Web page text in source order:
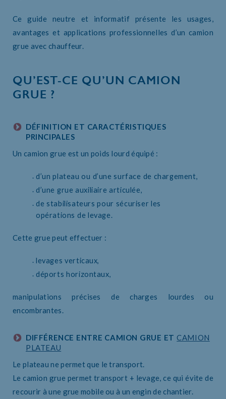
Ce guide neutre et informatif présente les usages,
avantages et applications professionnelles d’un camion
grue avec chauffeur.
QU’EST-CE QU’UN CAMION
GRUE ?
DÉFINITION ET CARACTÉRISTIQUES
PRINCIPALES
Un camion grue est un poids lourd équipé :
d’un plateau ou d’une surface de chargement,
d’une grue auxiliaire articulée,
de stabilisateurs pour sécuriser les
opérations de levage.
Cette grue peut effectuer :
levages verticaux,
déports horizontaux,
manipulations précises de charges lourdes ou
encombrantes.
DIFFÉRENCE ENTRE CAMION GRUE ETCAMION
PLATEAU
Le plateau ne permet que le transport.
Le camion grue permet transport + levage, ce qui évite de
recourir à une grue mobile ou à un engin de chantier.